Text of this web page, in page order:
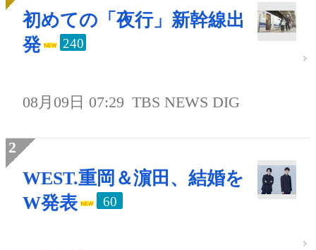
初めての「夜行」新幹線出
発
240
08月09日 07:29 TBS NEWS DIG
WEST.重岡＆濵田、結婚を
W発表
60